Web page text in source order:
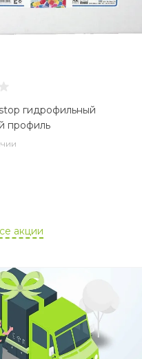
гидрофильный
профиль
акции